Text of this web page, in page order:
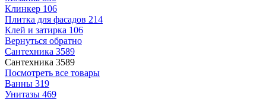
Клинкер 106
Плитка для фасадов 214
Клей и затирка 106
Вернуться обратно
Сантехника 3589
Сантехника 3589
Посмотреть все товары
Ванны 319
Унитазы 469